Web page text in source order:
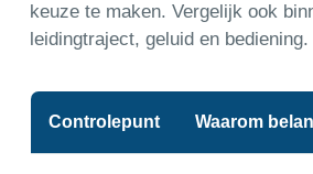
keuze te maken. Vergelijk ook
leidingtraject, geluid en bediening.
Controlepunt Waarom